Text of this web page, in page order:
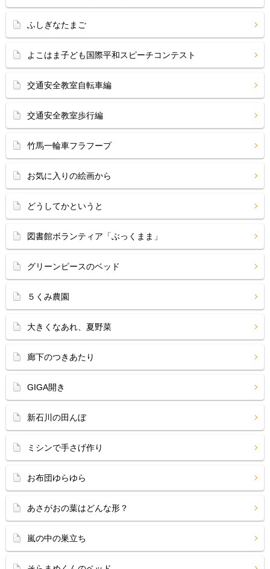
ふしぎなたまご
よこはま子ども国際平和スピーチコンテスト
交通安全教室自転車編
交通安全教室歩行編
竹馬一輪車フラフープ
お気に入りの絵画から
どうしてかというと
図書館ボランティア「ぶっくまま」
グリーンピースのベッド
５くみ農園
大きくなあれ、夏野菜
廊下のつきあたり
GIGA開き
新石川の田んぼ
ミシンで手さげ作り
お布団ゆらゆら
あさがおの葉はどんな形？
嵐の中の巣立ち